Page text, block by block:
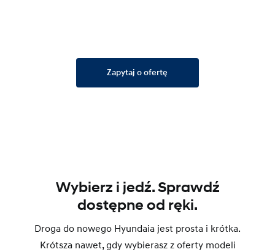
Zapytaj o ofertę
Wybierz i jedź. Sprawdź
dostępne od ręki.
Droga do nowego Hyundaia jest prosta i krótka.
Krótsza nawet, gdy wybierasz z oferty modeli